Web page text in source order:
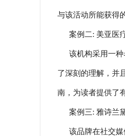
与该活动所能获得
案例二: 美亚医
该机构采用一
了深刻的理解，并
南，为读者提供了
案例三: 雅诗兰
该品牌在社交